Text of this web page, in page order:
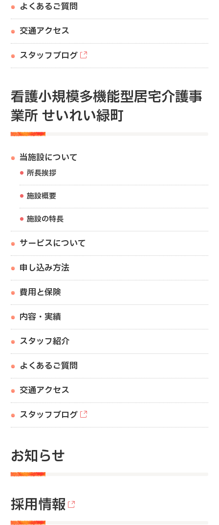
よくあるご質問
交通アクセス
スタッフブログ
看護小規模多機能型居宅介護事
業所 せいれい緑町
当施設について
所長挨拶
施設概要
施設の特長
サービスについて
申し込み方法
費用と保険
内容・実績
スタッフ紹介
よくあるご質問
交通アクセス
スタッフブログ
お知らせ
採用情報